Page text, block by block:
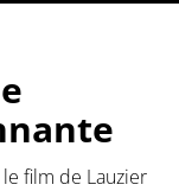
film de Lauzier